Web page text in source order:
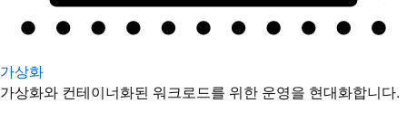
가상화
가상화와 컨테이너화된 워크로드를 위한 운영을 현대화합니다.